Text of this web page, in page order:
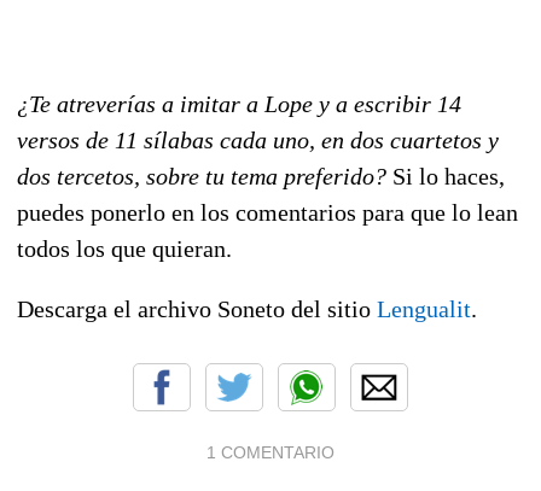
¿Te atreverías a imitar a Lope y a escribir 14
versos de 11 sílabas cada uno, en dos cuartetos y
dos tercetos, sobre tu tema preferido? Si lo haces,
puedes ponerlo en los comentarios para que lo lean
todos los que quieran.
Descarga el archivo Soneto del sitio Lengualit.
1 COMENTARIO